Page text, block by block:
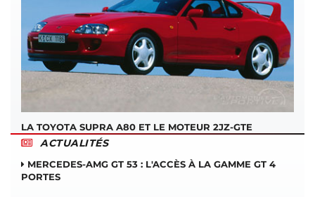
LA TOYOTA SUPRA A80 ET LE MOTEUR 2JZ-GTE
ACTUALITÉS
MERCEDES-AMG GT 53 : L'ACCÈS À LA GAMME GT 4
PORTES